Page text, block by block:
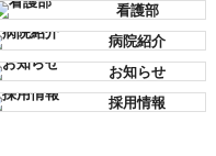
看護部
病院紹介
お知らせ
採用情報